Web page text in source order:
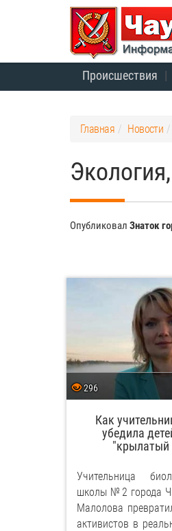
Происшествия
Главная Новости
Опубликовал Знаток
296
Как
убедила
"крылатый
Учительница
школы № 2 города
Малолова
активистов в